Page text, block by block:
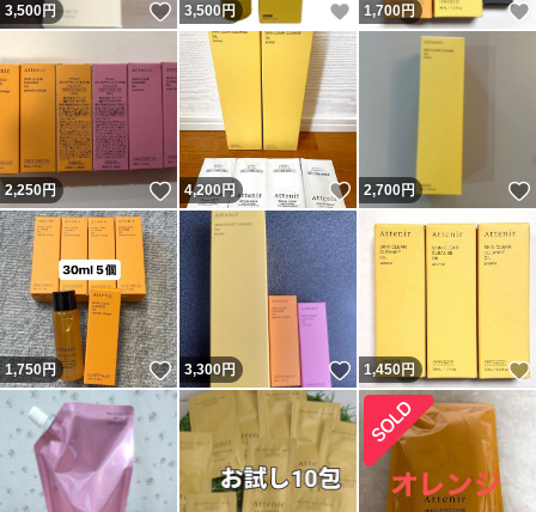
3,500円 いいね！
3,500円 いいね！
1,700円
2,250円 いいね！
4,200円 いいね！
2,700円
1,750円 いいね！
3,300円 いいね！
1,450円